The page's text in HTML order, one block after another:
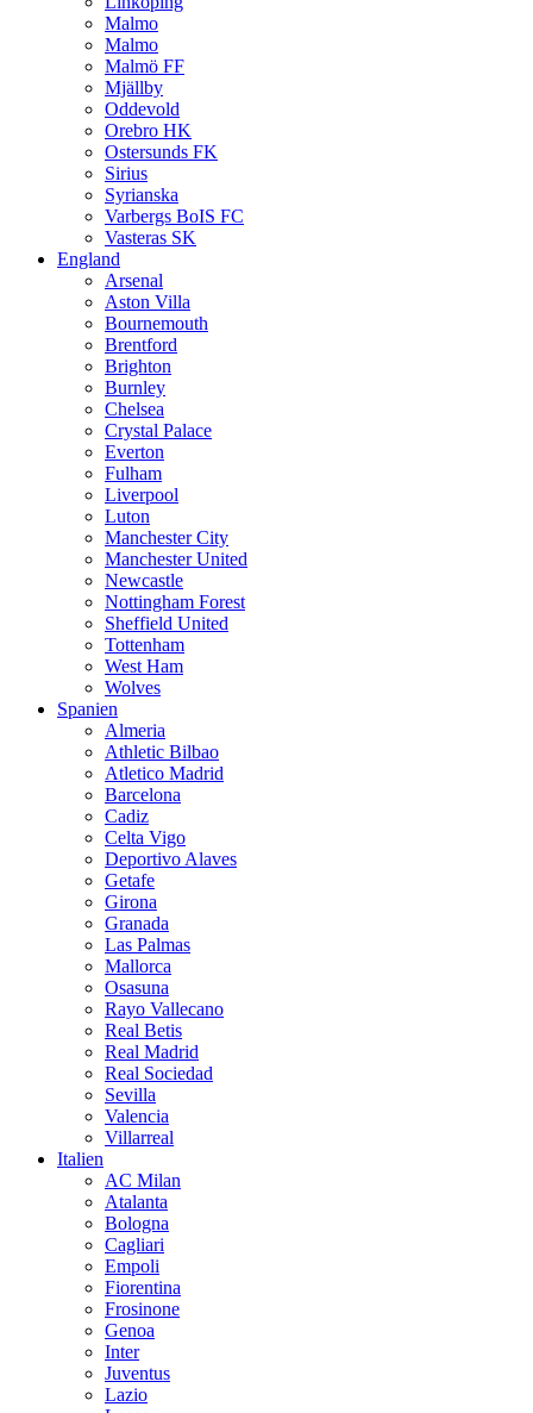
Malmo
Malmo
Malmö FF
Mjällby
Oddevold
Orebro HK
Ostersunds FK
Sirius
Syrianska
Varbergs BoIS FC
Vasteras SK
England
Arsenal
Aston Villa
Bournemouth
Brentford
Brighton
Burnley
Chelsea
Crystal Palace
Everton
Fulham
Liverpool
Luton
Manchester City
Manchester United
Newcastle
Nottingham Forest
Sheffield United
Tottenham
West Ham
Wolves
Spanien
Almeria
Athletic Bilbao
Atletico Madrid
Barcelona
Cadiz
Celta Vigo
Deportivo Alaves
Getafe
Girona
Granada
Las Palmas
Mallorca
Osasuna
Rayo Vallecano
Real Betis
Real Madrid
Real Sociedad
Sevilla
Valencia
Villarreal
Italien
AC Milan
Atalanta
Bologna
Cagliari
Empoli
Fiorentina
Frosinone
Genoa
Inter
Juventus
Lazio